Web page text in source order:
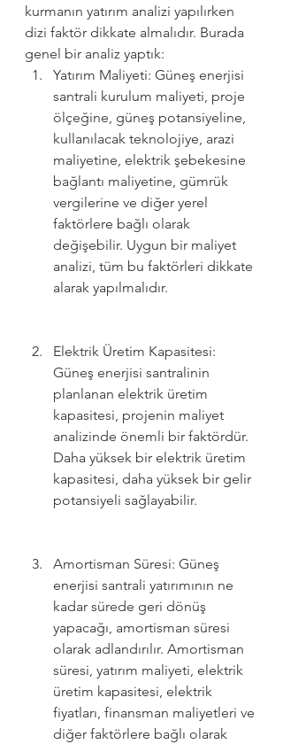
kurmanın yatırım analizi yapılırken
dizi faktör dikkate almalıdır. Burada
genel bir analiz yaptık:
Yatırım Maliyeti: Güneş enerjisi
santrali kurulum maliyeti, proje
ölçeğine, güneş potansiyeline,
kullanılacak teknolojiye, arazi
maliyetine, elektrik şebekesine
bağlantı maliyetine, gümrük
vergilerine ve diğer yerel
faktörlere bağlı olarak
değişebilir. Uygun bir maliyet
analizi, tüm bu faktörleri dikkate
alarak yapılmalıdır.
Elektrik Üretim Kapasitesi:
Güneş enerjisi santralinin
planlanan elektrik üretim
kapasitesi, projenin maliyet
analizinde önemli bir faktördür.
Daha yüksek bir elektrik üretim
kapasitesi, daha yüksek bir gelir
potansiyeli sağlayabilir.
Amortisman Süresi: Güneş
enerjisi santrali yatırımının ne
kadar sürede geri dönüş
yapacağı, amortisman süresi
olarak adlandırılır. Amortisman
süresi, yatırım maliyeti, elektrik
üretim kapasitesi, elektrik
fiyatları, finansman maliyetleri ve
diğer faktörlere bağlı olarak